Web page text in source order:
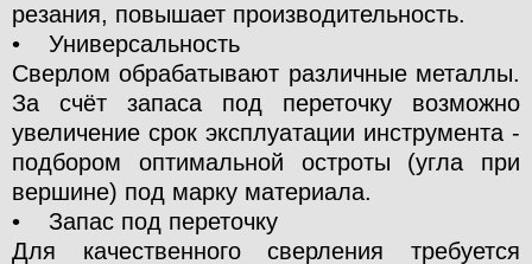
резания, повышает производительность.
• Универсальность
Сверлом обрабатывают различные металлы.
За счёт запаса под переточку возможно
увеличение срок эксплуатации инструмента -
подбором оптимальной остроты (угла при
вершине) под марку материала.
• Запас под переточку
Для качественного сверления требуется